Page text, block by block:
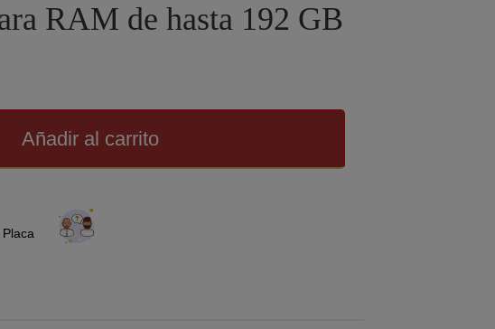
RAM de hasta 192 GB
Añadir al carrito